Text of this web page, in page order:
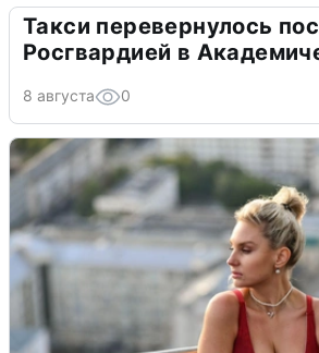
Такси перевернулось
Росгвардией в
8 августа 0